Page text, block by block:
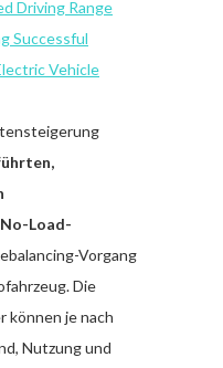
Driving Range
Successful
Vehicle
No-Load-
Vorgang
Die
können je nach
Nutzung und